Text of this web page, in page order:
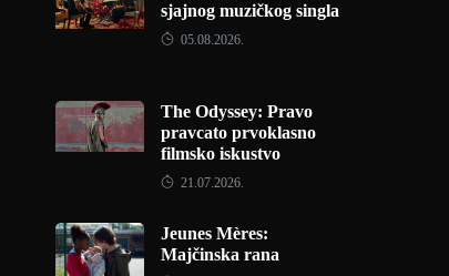
sjajnog muzičkog singla
05.08.2026.
The Odyssey: Pravo
pravcato prvoklasno
filmsko iskustvo
21.07.2026.
Jeunes Mères:
Majčinska rana